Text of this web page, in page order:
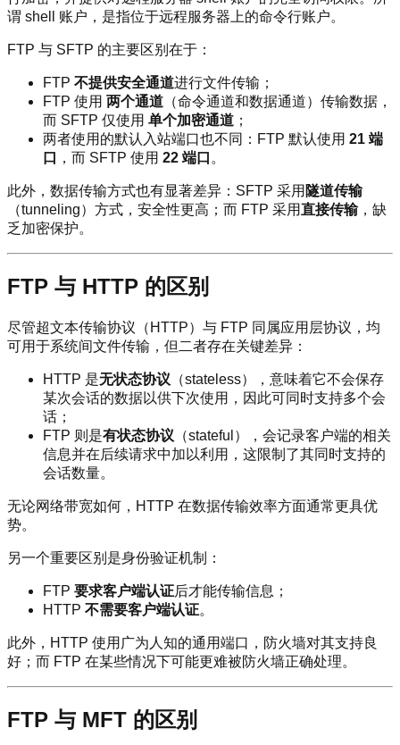
谓 shell 账户，是指位于远程服务器上的命令行账户。
FTP 与 SFTP 的主要区别在于：
FTP 不提供安全通道进行文件传输；
FTP 使用 两个通道 （命令通道和数据通道）传输数据，
而 SFTP 仅使用 单个加密通道 ；
两者使用的默认入站端口也不同：FTP 默认使用 21 端
口
，而 SFTP 使用 22 端口 。
此外，数据传输方式也有显著差异：SFTP 采用 隧道传输
（tunneling）方式，安全性更高；而 FTP 采用直接传输，缺
乏加密保护。
FTP 与 HTTP 的区别
尽管超文本传输协议（HTTP）与 FTP 同属应用层协议，均
可用于系统间文件传输，但二者存在关键差异：
HTTP 是无状态协议 （stateless），意味着它不会保存
某次会话的数据以供下次使用，因此可同时支持多个会
话；
FTP 则是有状态协议 （stateful），会记录客户端的相关
信息并在后续请求中加以利用，这限制了其同时支持的
会话数量。
无论网络带宽如何，HTTP 在数据传输效率方面通常更具优
势。
另一个重要区别是身份验证机制：
FTP 要求客户端认证后才能传输信息；
HTTP 不需要客户端认证。
此外，HTTP 使用广为人知的通用端口，防火墙对其支持良
好；而 FTP 在某些情况下可能更难被防火墙正确处理。
FTP 与 MFT 的区别